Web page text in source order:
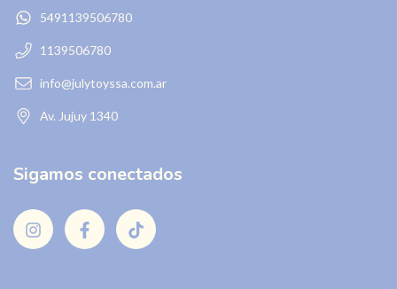
5491139506780
1139506780
info@julytoyssa.com.ar
Av. Jujuy 1340
Sigamos conectados